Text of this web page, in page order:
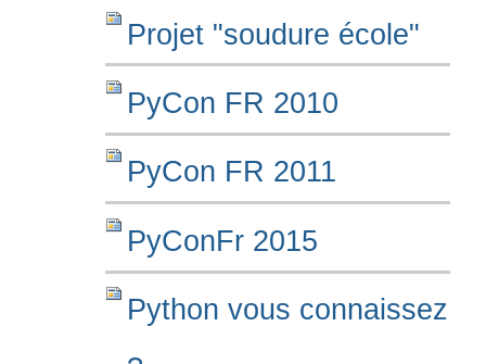
Projet "soudure école"
PyCon FR 2010
PyCon FR 2011
PyConFr 2015
Python vous connaissez